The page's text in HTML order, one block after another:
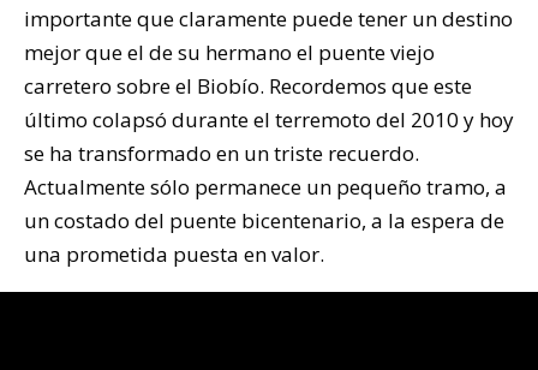
importante que claramente puede tener un destino
mejor que el de su hermano el puente viejo
carretero sobre el Biobío. Recordemos que este
último colapsó durante el terremoto del 2010 y hoy
se ha transformado en un triste recuerdo.
Actualmente sólo permanece un pequeño tramo, a
un costado del puente bicentenario, a la espera de
una prometida puesta en valor.